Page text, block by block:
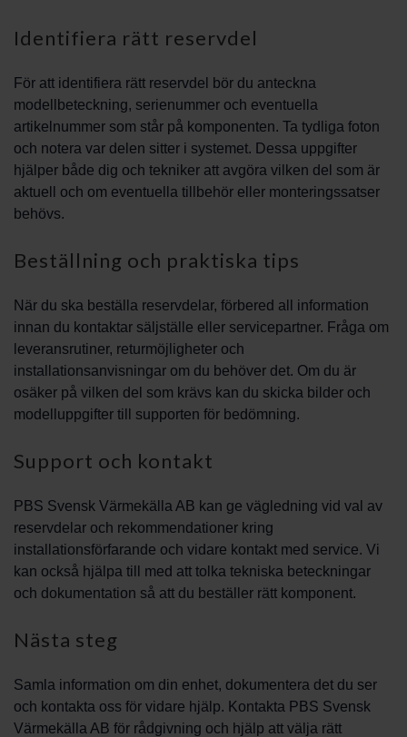
Identifiera rätt reservdel
För att identifiera rätt reservdel bör du anteckna
modellbeteckning, serienummer och eventuella
artikelnummer som står på komponenten. Ta tydliga foton
och notera var delen sitter i systemet. Dessa uppgifter
hjälper både dig och tekniker att avgöra vilken del som är
aktuell och om eventuella tillbehör eller monteringssatser
behövs.
Beställning och praktiska tips
När du ska beställa reservdelar, förbered all information
innan du kontaktar säljställe eller servicepartner. Fråga om
leveransrutiner, returmöjligheter och
installationsanvisningar om du behöver det. Om du är
osäker på vilken del som krävs kan du skicka bilder och
modelluppgifter till supporten för bedömning.
Support och kontakt
PBS Svensk Värmekälla AB kan ge vägledning vid val av
reservdelar och rekommendationer kring
installationsförfarande och vidare kontakt med service. Vi
kan också hjälpa till med att tolka tekniska beteckningar
och dokumentation så att du beställer rätt komponent.
Nästa steg
Samla information om din enhet, dokumentera det du ser
och kontakta oss för vidare hjälp. Kontakta PBS Svensk
Värmekälla AB för rådgivning och hjälp att välja rätt